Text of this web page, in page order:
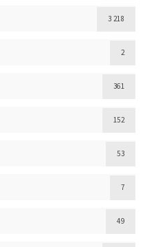
3 218
2
361
152
53
7
49